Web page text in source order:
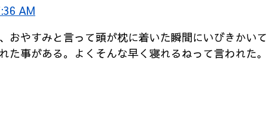
AM
おやすみと言って頭が枕に着いた瞬間にいびきかいて
た事がある。よくそんな早く寝れるねって言われた。